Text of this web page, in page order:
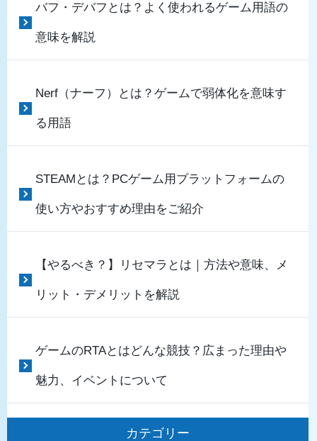
バフ・デバフとは？よく使われるゲーム用語の
意味を解説
Nerf（ナーフ）とは？ゲームで弱体化を意味す
る用語
STEAMとは？PCゲーム用プラットフォームの
使い方やおすすめ理由をご紹介
【やるべき？】リセマラとは｜方法や意味、メ
リット・デメリットを解説
ゲームのRTAとはどんな競技？広まった理由や
魅力、イベントについて
カテゴリー